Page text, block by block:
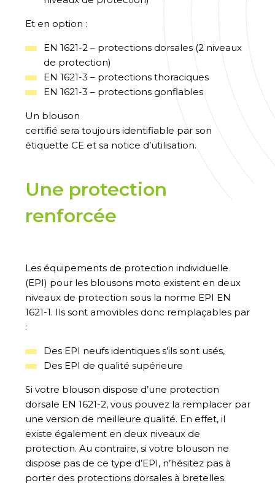
Et en option :
EN 1621-2 – protections dorsales (2 niveaux
de protection)
EN 1621-3 – protections thoraciques
EN 1621-3 – protections gonflables
Un blouson
certifié sera toujours identifiable par son
étiquette CE et sa notice d’utilisation.
Une protection
renforcée
Les équipements de protection individuelle
(EPI) pour les blousons moto existent en deux
niveaux de protection sous la norme EPI EN
1621-1. Ils sontamovibles donc remplaçables par
:
DesEPI neufs identiques s’ils sont usés,
Des EPI de qualité supérieure
Si votre blouson dispose d’une protection
dorsale EN 1621-2, vous pouvez la remplacer par
une version de meilleure qualité. En effet, il
existe également en deux niveaux de
protection. Au contraire, si votre blouson ne
dispose pas de ce type d’EPI, n’hésitez pas à
porter des protections dorsales à bretelles.